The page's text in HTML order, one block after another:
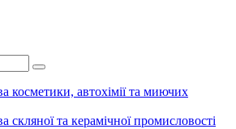
косметики, автохімії та миючих
скляної та керамічної промисловості